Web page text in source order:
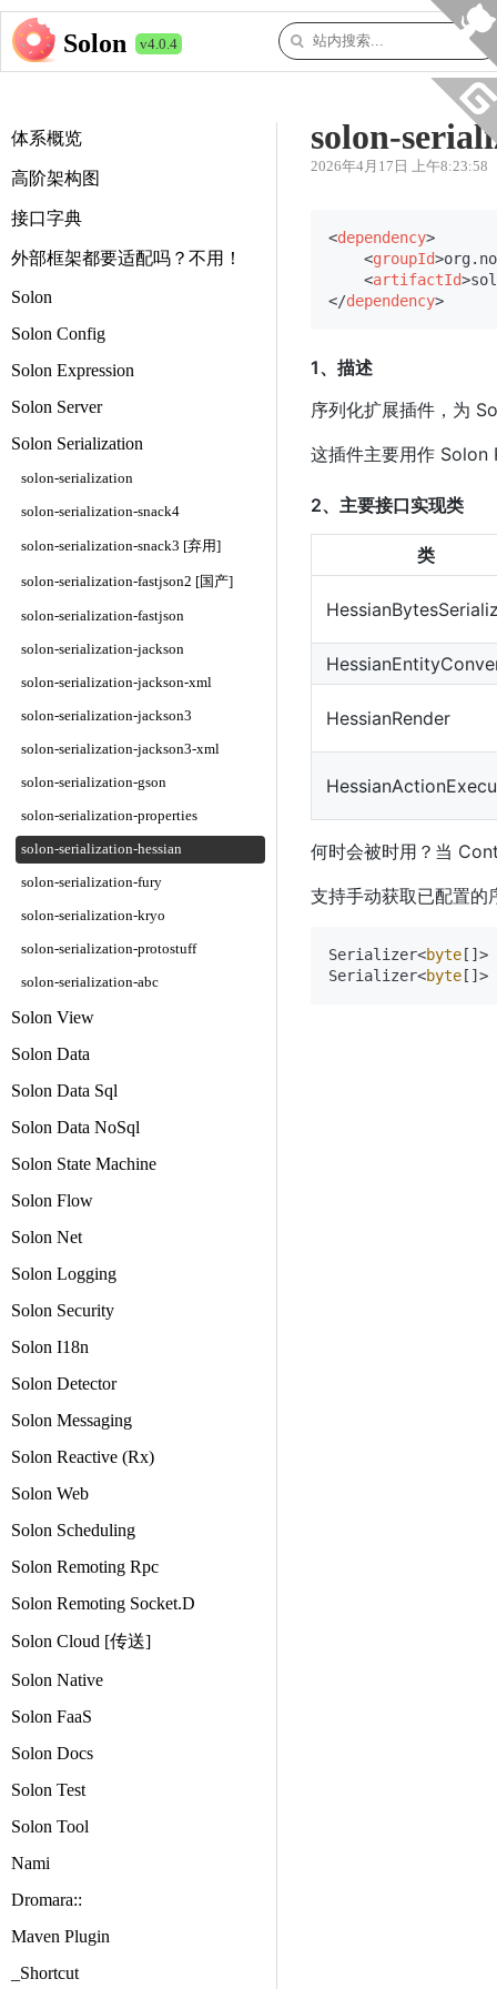
Solon v4.0.4
体系概览
高阶架构图
接口字典
外部框架都要适配吗？不用！
Solon
Solon Config
Solon Expression
Solon Server
Solon Serialization
solon-serialization
solon-serialization-snack4
solon-serialization-snack3 [弃用]
solon-serialization-fastjson2 [国产]
solon-serialization-fastjson
solon-serialization-jackson
solon-serialization-jackson-xml
solon-serialization-jackson3
solon-serialization-jackson3-xml
solon-serialization-gson
solon-serialization-properties
solon-serialization-hessian
solon-serialization-fury
solon-serialization-kryo
solon-serialization-protostuff
solon-serialization-abc
Solon View
Solon Data
Solon Data Sql
Solon Data NoSql
Solon State Machine
Solon Flow
Solon Net
Solon Logging
Solon Security
Solon I18n
Solon Detector
Solon Messaging
Solon Reactive (Rx)
Solon Web
Solon Scheduling
Solon Remoting Rpc
Solon Remoting Socket.D
Solon Cloud [传送]
Solon Native
Solon FaaS
Solon Docs
Solon Test
Solon Tool
Nami
Dromara::
Maven Plugin
_Shortcut
solon-
2026年4月17日 上午8:23:58
<dependency>
<groupId>
<artifactId>
</dependency>
1、描述
序列化扩展插件，为
这插件主要用作 Solon
2、主要接口实现类
类
HessianRender
何时会被时用？当
支持手动获取已配置的
Serializer<byte []>
Serializer<byte